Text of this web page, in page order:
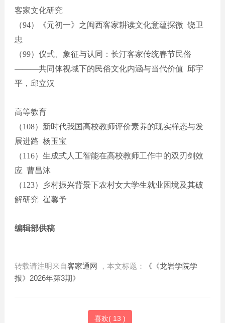
客家文化研究
（94） 《元初一》 之闽西客家耕读文化意蕴探微 饶卫
忠
（99）仪式、 象征与认同 ： 长汀客家传统春节民俗
———共同体视域下的民俗文化内涵与当代价值 邱宇
平，邱立汉
高等教育
（108）新时代我国高校教师评价素养的现实样态与发
展进路 杨玉宝
（116）生成式人工智能在高校教师工作中的双刃剑效
应 曹昌沐
（123）乡村振兴背景下农村女大学生就业困境及其破
解研究 崔馨予
编辑部供稿
转载请注明来自客家通网 ，本文标题：
《《龙岩学院学
报》2026年第3期》
喜欢( 13 )